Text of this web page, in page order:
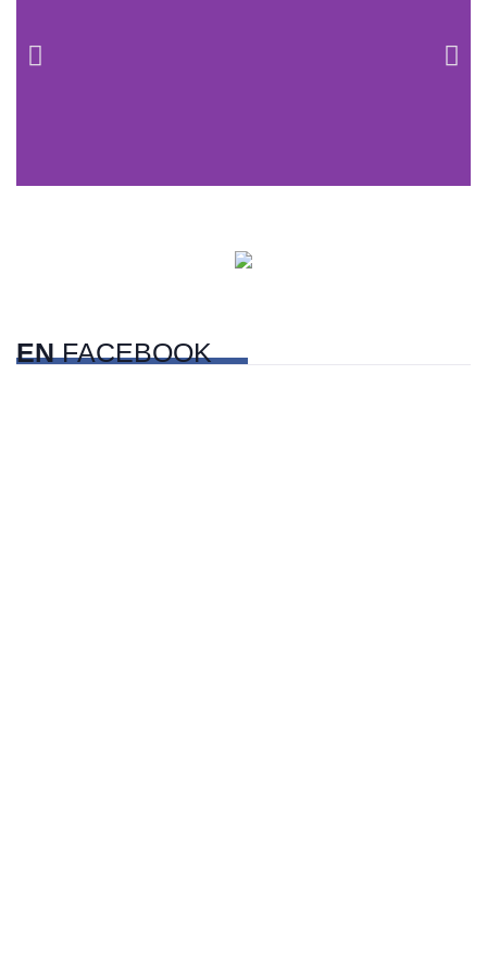
PetFriendly en la CDMX
ENFACEBOOK